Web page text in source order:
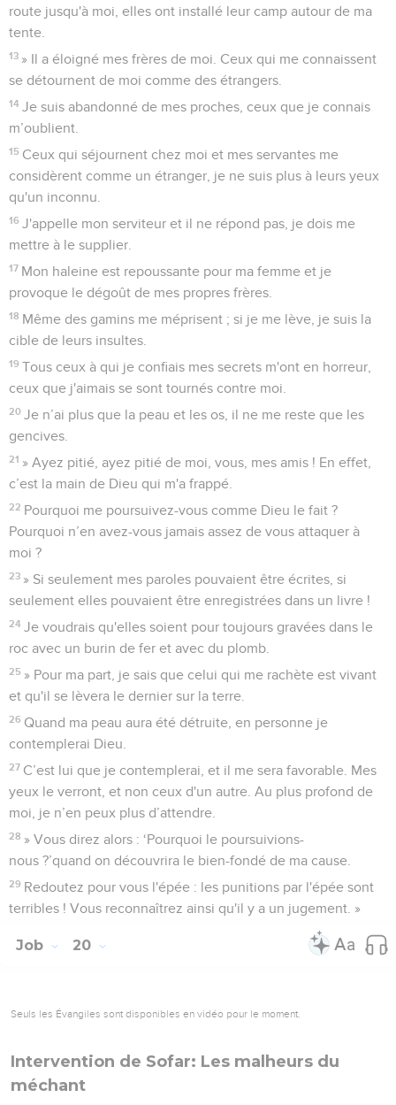
route jusqu'à moi, elles ont installé leur camp autour de ma
tente.
13 » Il a éloigné mes frères de moi. Ceux qui me connaissent
se détournent de moi comme des étrangers.
14 Je suis abandonné de mes proches, ceux que je connais
m’oublient.
15 Ceux qui séjournent chez moi et mes servantes me
considèrent comme un étranger, je ne suis plus à leurs yeux
qu'un inconnu.
16 J'appelle mon serviteur et il ne répond pas, je dois me
mettre à le supplier.
17 Mon haleine est repoussante pour ma femme et je
provoque le dégoût de mes propres frères.
18 Même des gamins me méprisent ; si je me lève, je suis la
cible de leurs insultes.
19 Tous ceux à qui je confiais mes secrets m'ont en horreur,
ceux que j'aimais se sont tournés contre moi.
20 Je n’ai plus que la peau et les os, il ne me reste que les
gencives.
21 » Ayez pitié, ayez pitié de moi, vous, mes amis ! En effet,
c’est la main de Dieu qui m'a frappé.
22 Pourquoi me poursuivez-vous comme Dieu le fait ?
Pourquoi n’en avez-vous jamais assez de vous attaquer à
moi ?
23 » Si seulement mes paroles pouvaient être écrites, si
seulement elles pouvaient être enregistrées dans un livre !
24 Je voudrais qu'elles soient pour toujours gravées dans le
roc avec un burin de fer et avec du plomb.
25 » Pour ma part, je sais que celui qui me rachète est vivant
et qu'il se lèvera le dernier sur la terre.
26 Quand ma peau aura été détruite, en personne je
contemplerai Dieu.
27 C’est lui que je contemplerai, et il me sera favorable. Mes
yeux le verront, et non ceux d'un autre. Au plus profond de
moi, je n’en peux plus d’attendre.
28 » Vous direz alors : ‘Pourquoi le poursuivions-
nous ?’quand on découvrira le bien-fondé de ma cause.
29 Redoutez pour vous l'épée : les punitions par l'épée sont
terribles ! Vous reconnaîtrez ainsi qu'il y a un jugement. »
Job 20
Seuls les Évangiles sont disponibles en vidéo pour le moment.
Intervention de Sofar: Les malheurs du
méchant